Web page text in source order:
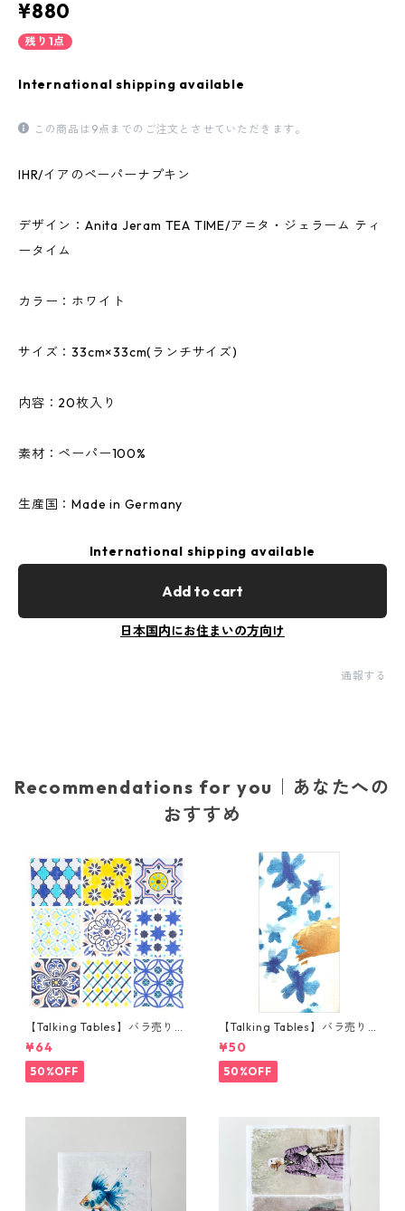
¥880
残り1点
International shipping available
この商品は9点までのご注文とさせていただきます。
IHR/イアのペーパーナプキン
デザイン：Anita Jeram TEA TIME/アニタ・ジェラーム ティ
ータイム
カラー：ホワイト
サイズ：33cm×33cm(ランチサイズ)
内容：20枚入り
素材：ペーパー100%
生産国：Made in Germany
International shipping available
Add to cart
日本国内にお住まいの方向け
通報する
Recommendations for you｜あなたへの
おすすめ
【Talking Tables】バラ売り1
枚 ランチサイズ ペーパーナプ
キン Moroccan Souk Tile Blu
e ホワイト モロッカンタイル
¥64
50%OFF
【Talking Tables】バラ売り1
枚 ランチサイズ ペーパーナプ
キン FLUORESCENT FLORAL
ブルー
¥50
50%OFF